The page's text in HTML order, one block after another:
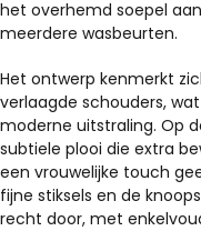
het overhemd soepel
meerdere wasbeurten.
Het ontwerp kenmerkt
verlaagde schouders,
moderne uitstraling. Op
subtiele plooi die extra
een vrouwelijke touch
fijne stiksels en de
recht door, met